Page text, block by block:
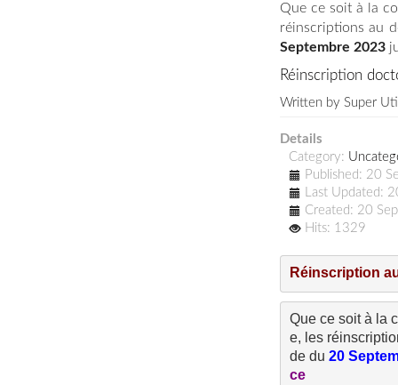
Que ce soit à la
réinscriptions au
Septembre 2023
Réinscription
Written by Super
Details
Category:
Published: 20
Last Updated:
Created: 20
Hits: 1329
Réinscription
Que ce soit à la
e, les
de du 20
ce